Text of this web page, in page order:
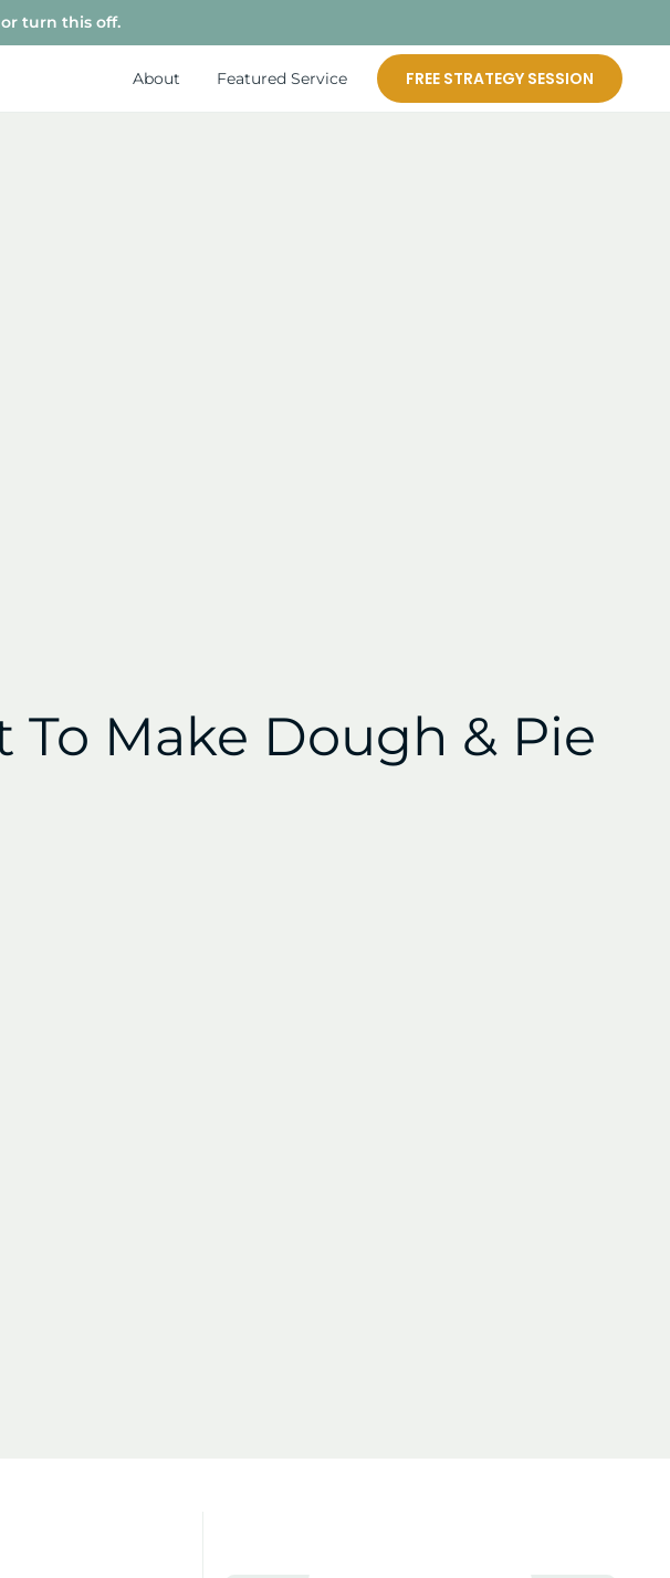
turn this off.
About Featured Service FREE STRATEGY SESSION
To Make Dough & Pie